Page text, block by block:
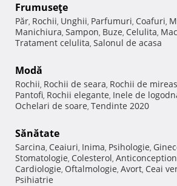
Frumuseţe
Păr, Rochii, Unghii, Parfumuri, Coafuri,
Manichiura, Sampon, Buze, Celulita,
Tratament celulita, Salonul de acasa
Modă
Rochii, Rochii de seara, Rochii de
Pantofi, Rochii elegante, Inele de
Ochelari de soare, Tendinte 2020
Sănătate
Sarcina, Ceaiuri, Inima, Psihologie,
Stomatologie, Colesterol,
Cardiologie, Oftalmologie, Avort, Ceai
Psihiatrie